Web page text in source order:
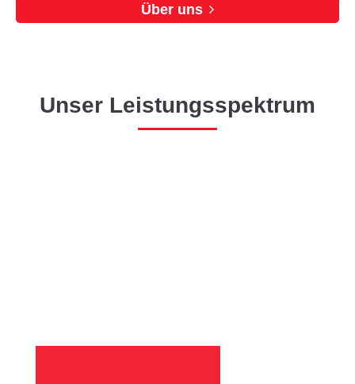
Über uns
Unser Leistungsspektrum